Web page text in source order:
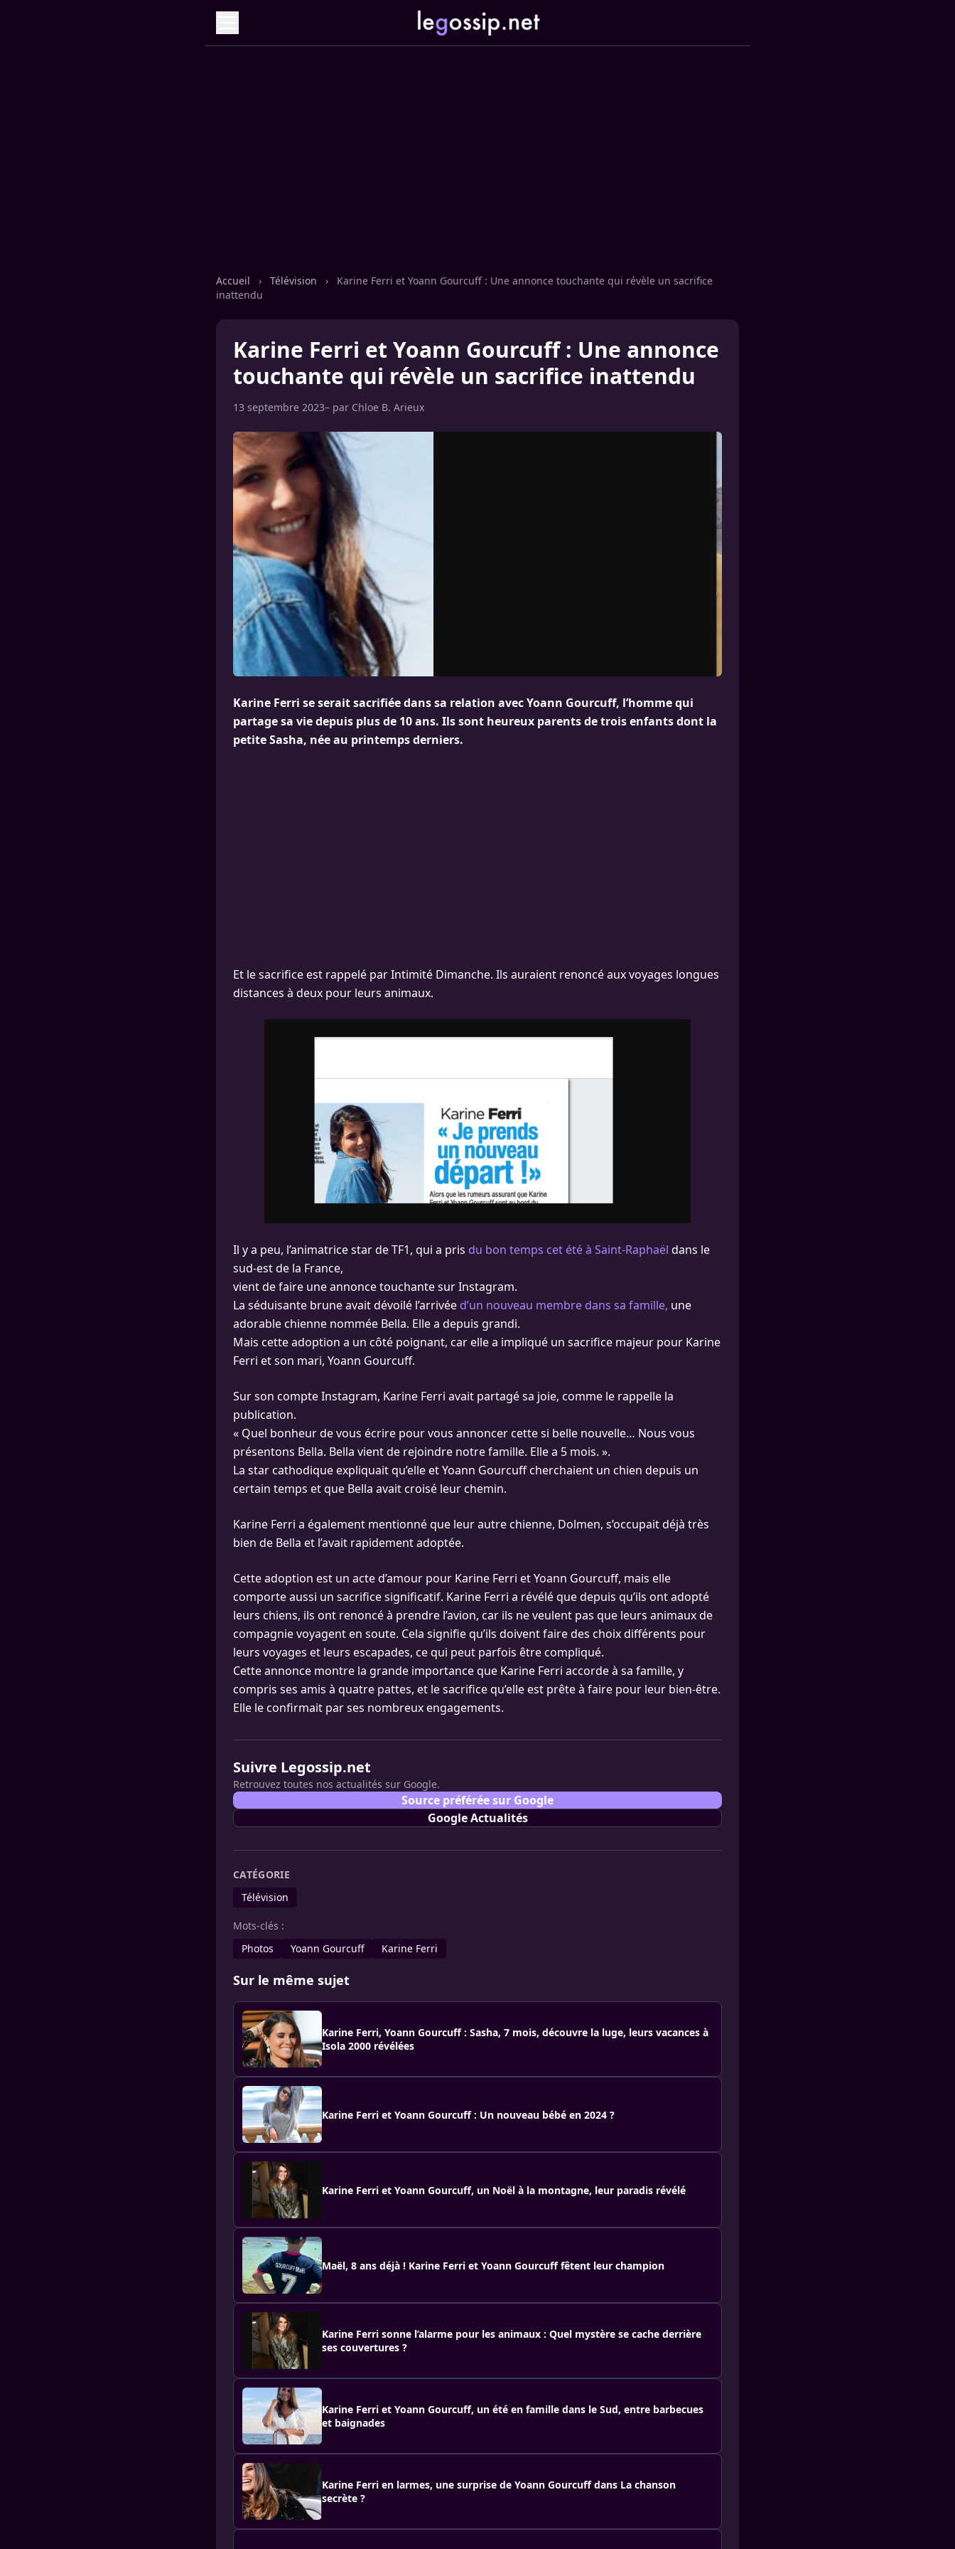
Accueil › Télévision ›
Karine Ferri et Yoann Gourcuff : Une annonce touchante qui révèle un sacrifice
inattendu
Karine Ferri et Yoann Gourcuff : Une annonce
touchante qui révèle un sacrifice inattendu
13 septembre 2023– par Chloe B. Arieux
Karine Ferri se serait sacrifiée dans sa relation avec Yoann Gourcuff, l’homme qui
partage sa vie depuis plus de 10 ans. Ils sont heureux parents de trois enfants dont la
petite Sasha, née au printemps derniers.
Et le sacrifice est rappelé par Intimité Dimanche. Ils auraient renoncé aux voyages longues
distances à deux pour leurs animaux.
Il y a peu, l’animatrice star de TF1, qui a pris du bon temps cet été à Saint-Raphaël dans le
sud-est de la France,
vient de faire une annonce touchante sur Instagram.
La séduisante brune avait dévoilé l’arrivée d’un nouveau membre dans sa famille, une
adorable chienne nommée Bella. Elle a depuis grandi.
Mais cette adoption a un côté poignant, car elle a impliqué un sacrifice majeur pour Karine
Ferri et son mari, Yoann Gourcuff.
Sur son compte Instagram, Karine Ferri avait partagé sa joie, comme le rappelle la
publication.
« Quel bonheur de vous écrire pour vous annoncer cette si belle nouvelle… Nous vous
présentons Bella. Bella vient de rejoindre notre famille. Elle a 5 mois. ».
La star cathodique expliquait qu’elle et Yoann Gourcuff cherchaient un chien depuis un
certain temps et que Bella avait croisé leur chemin.
Karine Ferri a également mentionné que leur autre chienne, Dolmen, s’occupait déjà très
bien de Bella et l’avait rapidement adoptée.
Cette adoption est un acte d’amour pour Karine Ferri et Yoann Gourcuff, mais elle
comporte aussi un sacrifice significatif. Karine Ferri a révélé que depuis qu’ils ont adopté
leurs chiens, ils ont renoncé à prendre l’avion, car ils ne veulent pas que leurs animaux de
compagnie voyagent en soute. Cela signifie qu’ils doivent faire des choix différents pour
leurs voyages et leurs escapades, ce qui peut parfois être compliqué.
Cette annonce montre la grande importance que Karine Ferri accorde à sa famille, y
compris ses amis à quatre pattes, et le sacrifice qu’elle est prête à faire pour leur bien-être.
Elle le confirmait par ses nombreux engagements.
Suivre Legossip.net
Retrouvez toutes nos actualités sur Google.
Source préférée sur Google
Google Actualités
CATÉGORIE
Télévision
Mots-clés :
Photos
Yoann Gourcuff Karine Ferri
Sur le même sujet
Karine Ferri, Yoann Gourcuff : Sasha, 7 mois, découvre la luge, leurs vacances à
Isola 2000 révélées
Karine Ferri et Yoann Gourcuff : Un nouveau bébé en 2024 ?
Karine Ferri et Yoann Gourcuff, un Noël à la montagne, leur paradis révélé
Maël, 8 ans déjà ! Karine Ferri et Yoann Gourcuff fêtent leur champion
Karine Ferri sonne l’alarme pour les animaux : Quel mystère se cache derrière
ses couvertures ?
Karine Ferri et Yoann Gourcuff, un été en famille dans le Sud, entre barbecues
et baignades
Karine Ferri en larmes, une surprise de Yoann Gourcuff dans La chanson
secrète ?